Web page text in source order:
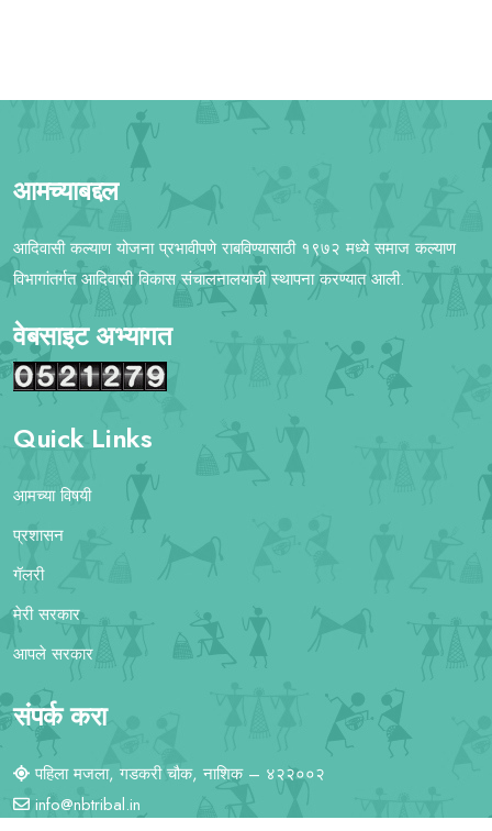
आमच्याबद्दल
आदिवासी कल्याण योजना प्रभावीपणे राबविण्यासाठी १९७२ मध्ये समाज कल्याण
विभागांतर्गत आदिवासी विकास संचालनालयाची स्थापना करण्यात आली.
वेबसाइट अभ्यागत
Quick Links
आमच्या विषयी
प्रशासन
गॅलरी
मेरी सरकार
आपले सरकार
संपर्क करा
पहिला मजला, गडकरी चौक, नाशिक – ४२२००२
info@nbtribal.in